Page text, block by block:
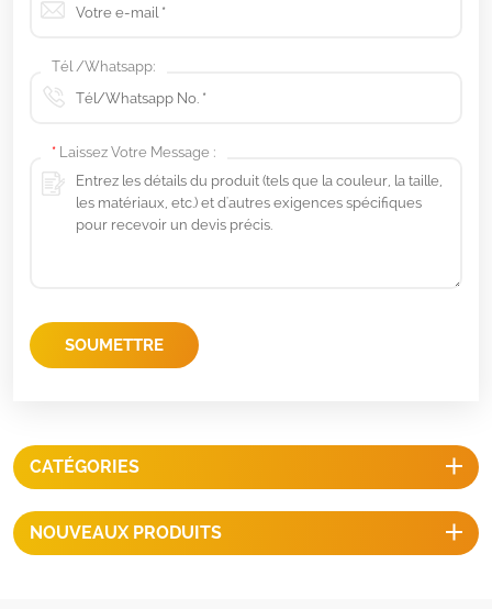
Tél /Whatsapp:
* Laissez Votre Message :
SOUMETTRE
CATÉGORIES
NOUVEAUX PRODUITS